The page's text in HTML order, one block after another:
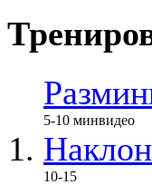
5-10 минвидео
10-15